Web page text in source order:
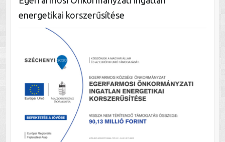
energetikai korszerűsítése